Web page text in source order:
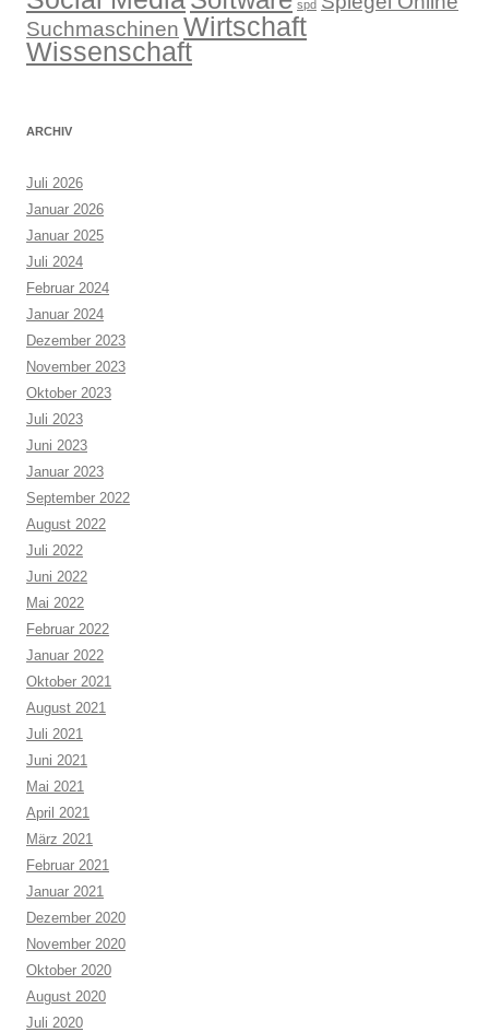
spd
Suchmaschinen Wirtschaft
Wissenschaft
ARCHIV
Juli 2026
Januar 2026
Januar 2025
Juli 2024
Februar 2024
Januar 2024
Dezember 2023
November 2023
Oktober 2023
Juli 2023
Juni 2023
Januar 2023
September 2022
August 2022
Juli 2022
Juni 2022
Mai 2022
Februar 2022
Januar 2022
Oktober 2021
August 2021
Juli 2021
Juni 2021
Mai 2021
April 2021
März 2021
Februar 2021
Januar 2021
Dezember 2020
November 2020
Oktober 2020
August 2020
Juli 2020